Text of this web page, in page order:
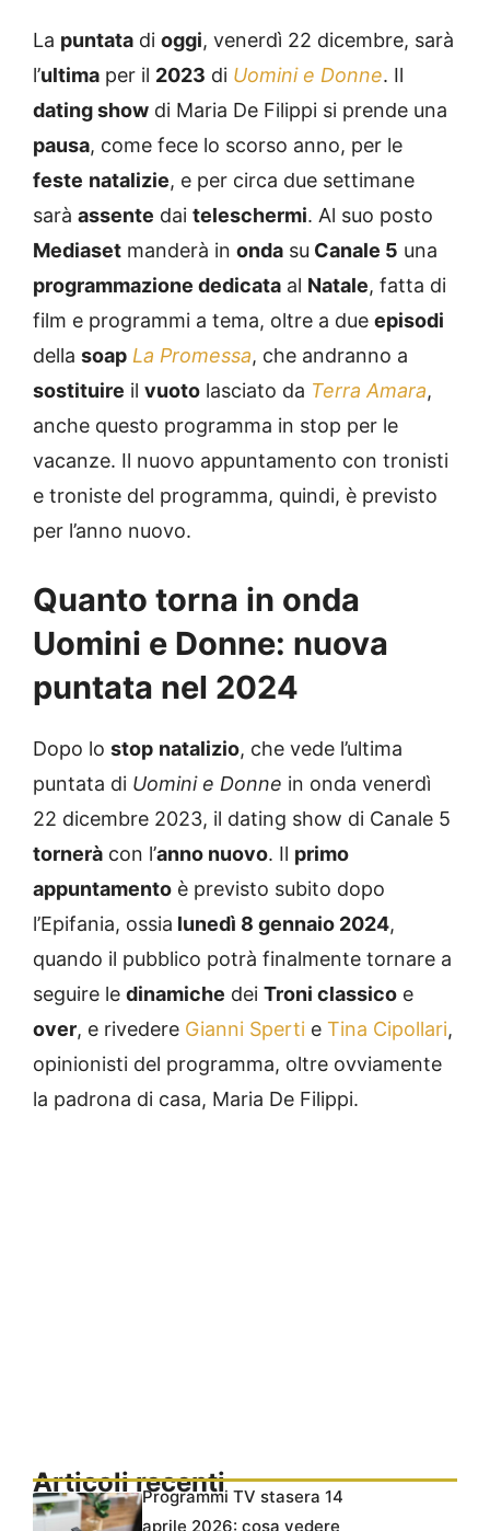
La puntata di oggi, venerdì 22 dicembre, sarà
l’ultima per il 2023 di Uomini e Donne. Il
dating show di Maria De Filippi si prende una
pausa, come fece lo scorso anno, per le
feste natalizie, e per circa due settimane
sarà assente dai teleschermi. Al suo posto
Mediaset manderà in onda su Canale 5 una
programmazione dedicata al Natale, fatta di
film e programmi a tema, oltre a due episodi
della soap La Promessa, che andranno a
sostituire il vuoto lasciato da Terra Amara,
anche questo programma in stop per le
vacanze. Il nuovo appuntamento con tronisti
e troniste del programma, quindi, è previsto
per l’anno nuovo.
Quanto torna in onda
Uomini e Donne: nuova
puntata nel 2024
Dopo lo stop natalizio, che vede l’ultima
puntata di Uomini e Donne in onda venerdì
22 dicembre 2023, il dating show di Canale 5
tornerà con l’anno nuovo. Il primo
appuntamento è previsto subito dopo
l’Epifania, ossia lunedì 8 gennaio 2024,
quando il pubblico potrà finalmente tornare a
seguire le dinamiche dei Troni classico e
over, e rivedere Gianni Sperti e Tina Cipollari,
opinionisti del programma, oltre ovviamente
la padrona di casa, Maria De Filippi.
Articoli recentiProgrammi TV stasera 14
aprile 2026: cosa vedere